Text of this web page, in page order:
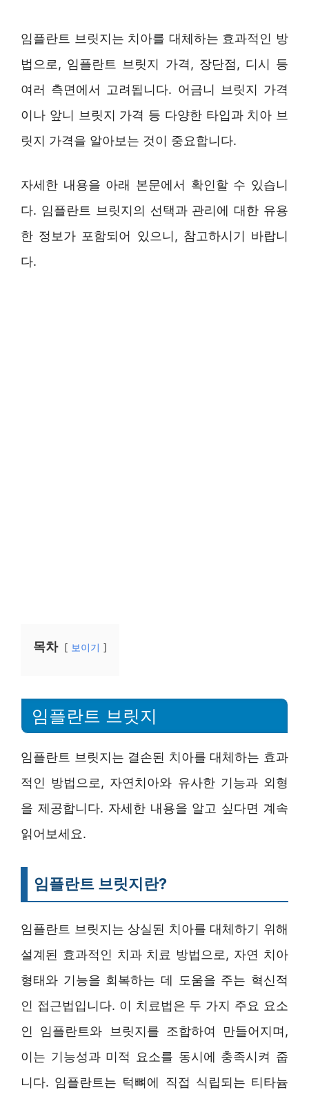
임플란트 브릿지는 치아를 대체하는 효과적인 방
법으로, 임플란트 브릿지 가격, 장단점, 디시 등
여러 측면에서 고려됩니다. 어금니 브릿지 가격
이나 앞니 브릿지 가격 등 다양한 타입과 치아 브
릿지 가격을 알아보는 것이 중요합니다.
자세한 내용을 아래 본문에서 확인할 수 있습니
다. 임플란트 브릿지의 선택과 관리에 대한 유용
한 정보가 포함되어 있으니, 참고하시기 바랍니
다.
목차 보이기
임플란트 브릿지
임플란트 브릿지는 결손된 치아를 대체하는 효과
적인 방법으로, 자연치아와 유사한 기능과 외형
을 제공합니다. 자세한 내용을 알고 싶다면 계속
읽어보세요.
임플란트 브릿지란?
임플란트 브릿지는 상실된 치아를 대체하기 위해
설계된 효과적인 치과 치료 방법으로, 자연 치아
형태와 기능을 회복하는 데 도움을 주는 혁신적
인 접근법입니다. 이 치료법은 두 가지 주요 요소
인 임플란트와 브릿지를 조합하여 만들어지며,
이는 기능성과 미적 요소를 동시에 충족시켜 줍
니다. 임플란트는 턱뼈에 직접 식립되는 티타늄